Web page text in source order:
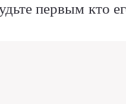
первым кто